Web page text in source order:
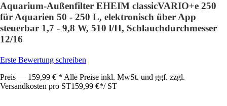
Aquarium-Außenfilter EHEIM classicVARIO+e 250
für Aquarien 50 - 250 L, elektronisch über App
steuerbar 1,7 - 9,8 W, 510 l/H, Schlauchdurchmesser
12/16
Erste Bewertung schreiben
Preis — 159,99 € * Alle Preise inkl. MwSt. und ggf. zzgl.
Versandkosten pro ST159,99 €*/ ST